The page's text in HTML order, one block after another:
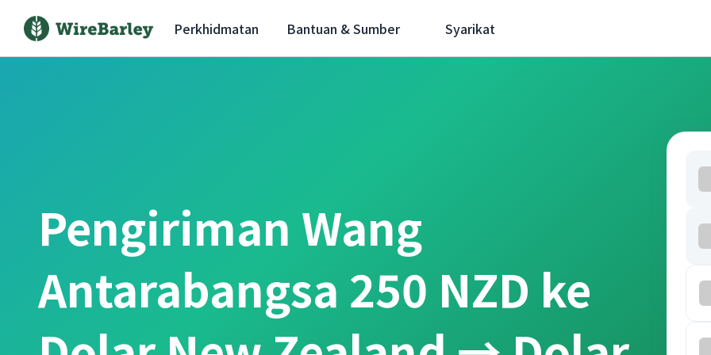
Perkhidmatan Bantuan & Sumber Syarikat
Pengiriman Wang
Antarabangsa 250 NZD ke